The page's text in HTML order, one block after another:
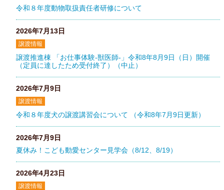
令和８年度動物取扱責任者研修について
2026年7月13日
譲渡情報
譲渡推進棟 「お仕事体験-獣医師-」令和8年8月9日（日）開催
（定員に達したため受付終了）（中止）
2026年7月9日
譲渡情報
令和８年度犬の譲渡講習会について （令和8年7月9日更新）
2026年7月9日
夏休み！こども動愛センター見学会（8/12、8/19）
2026年4月23日
譲渡情報